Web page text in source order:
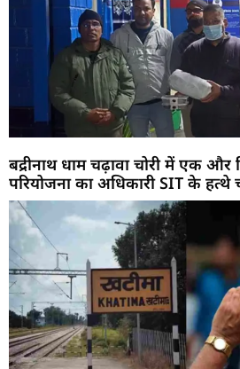
बद्रीनाथ धाम चढ़ावा चोरी में एक और
परियोजना का अधिकारी SIT के हत्थे